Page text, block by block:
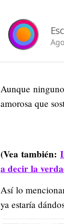
Aunque
amorosa que
(Vea también:
a decir la
Así lo
ya estaría